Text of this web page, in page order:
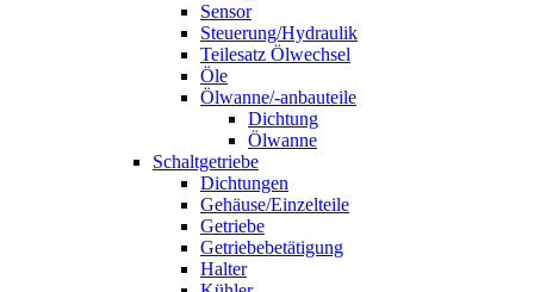
Sensor
Steuerung/Hydraulik
Teilesatz Ölwechsel
Öle
Ölwanne/-anbauteile
Dichtung
Ölwanne
Schaltgetriebe
Dichtungen
Gehäuse/Einzelteile
Getriebe
Getriebebetätigung
Halter